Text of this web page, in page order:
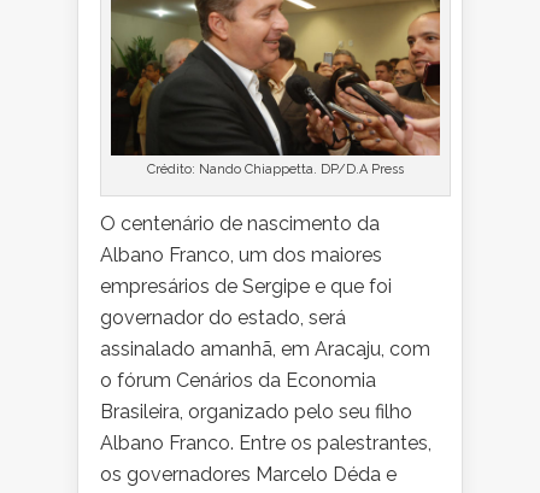
Crédito: Nando Chiappetta. DP/D.A Press
O centenário de nascimento da
Albano Franco, um dos maiores
empresários de Sergipe e que foi
governador do estado, será
assinalado amanhã, em Aracaju, com
o fórum Cenários da Economia
Brasileira, organizado pelo seu filho
Albano Franco. Entre os palestrantes,
os governadores Marcelo Déda e